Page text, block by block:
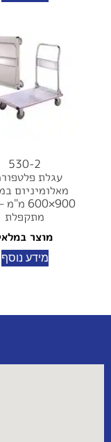
530-2
עגלת
מאלומיניום
900×600
מתקפלת
מוצר
מידע נוסף